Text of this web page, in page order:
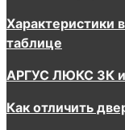
Характеристики
таблице
АРГУС ЛЮКС 3К
Как отличить